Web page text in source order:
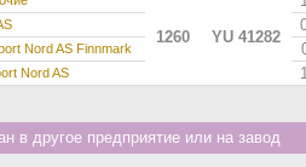
1260 YU 41282
Nord AS Finnmark
Nord AS
в другое предприятие или на завод